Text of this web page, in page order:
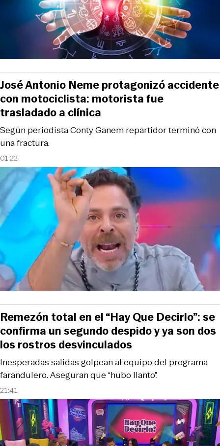
01:22
Según periodista Conty Ganem repartidor terminó con
una fractura.
José Antonio Neme protagonizó accidente
con motociclista: motorista fue
trasladado a clínica
21:41
Inesperadas salidas golpean al equipo del programa
farandulero. Aseguran que “hubo llanto”.
Remezón total en el “Hay Que Decirlo”: se
confirma un segundo despido y ya son dos
los rostros desvinculados